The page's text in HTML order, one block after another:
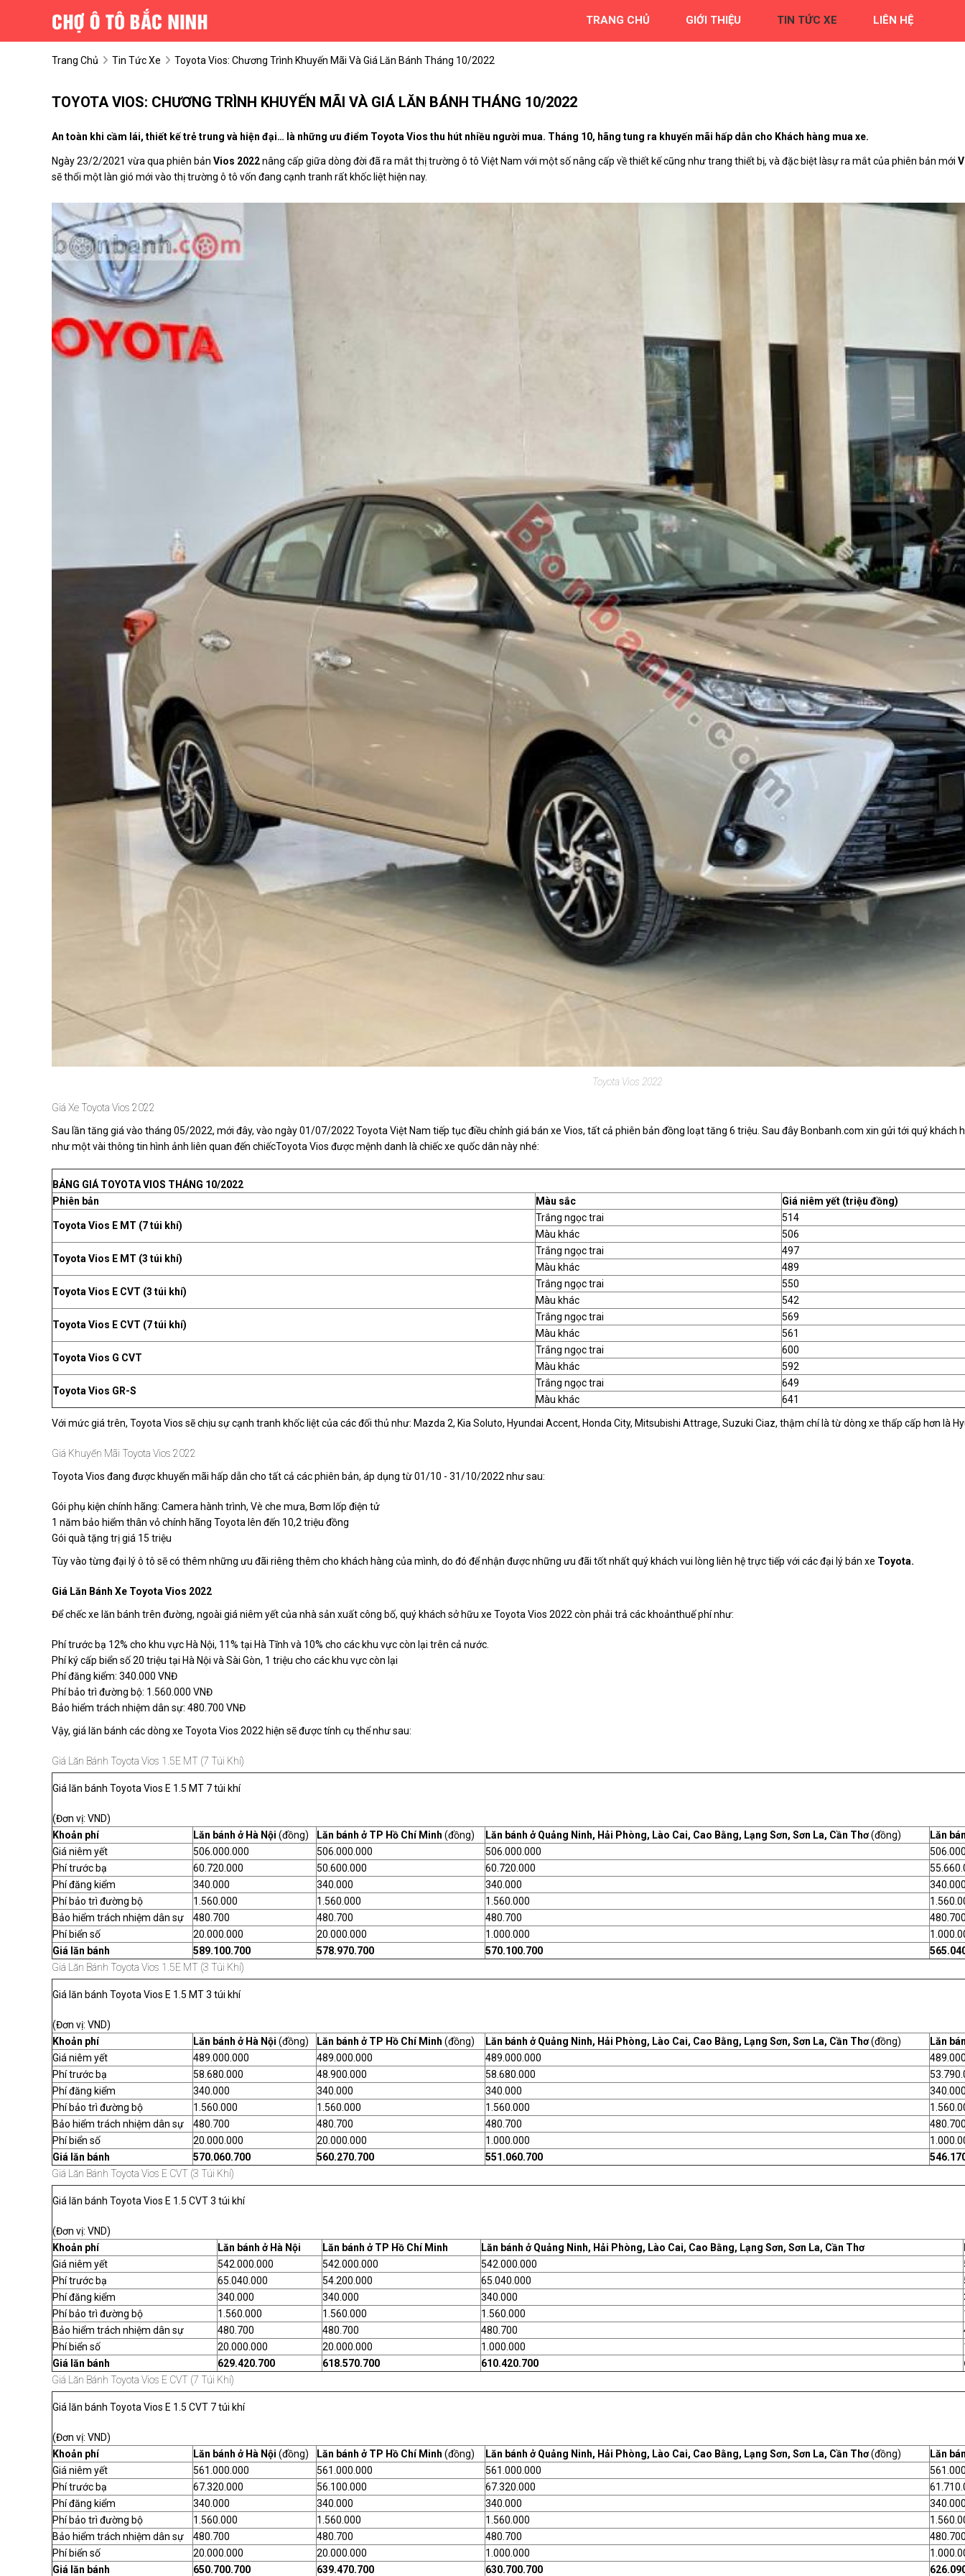
TRANG CHỦ GIỚI THIỆU TIN TỨC XE LIÊN HỆ
Trang Chủ Tin Tức Xe Toyota Vios: Chương Trình Khuyến Mãi Và Giá Lăn Bánh Tháng 10/2022
TOYOTA VIOS: CHƯƠNG TRÌNH KHUYẾN MÃI VÀ GIÁ LĂN BÁNH THÁNG 10/2022
An toàn khi cầm lái, thiết kế trẻ trung và hiện đại… là những ưu điểm Toyota Vios thu hút nhiều người mua. Tháng 10, hãng tung ra khuyến mãi hấp dẫn cho Khách hàng mua xe.
Ngày 23/2/2021 vừa qua phiên bản Vios 2022nâng cấp giữa dòng đời đã ra mắt thị trường ô tô Việt Nam với một số nâng cấp về thiết kế cũng như trang thiết bị, và đặc biệt làsự ra mắt của phiên bản mới
sẽ thổi một làn gió mới vào thị trường ô tô vốn đang cạnh tranh rất khốc liệt hiện nay.
Toyota Vios 2022
Giá Xe Toyota Vios 2022
Sau lần tăng giá vào tháng 05/2022, mới đây, vào ngày 01/07/2022 Toyota Việt Nam tiếp tục điều chỉnh giá bán xe Vios, tất cả phiên bản đồng loạt tăng 6 triệu. Sau đây Bonbanh.com xin gửi tới quý khách
như một vài thông tin hình ảnh liên quan đến chiếcToyota Vios được mệnh danh là chiếc xe quốc dân này nhé:
BẢNG GIÁ TOYOTA VIOS THÁNG 10/2022
Phiên bản
Màu sắc Giá niêm yết (triệu đồng)
Toyota Vios E MT (7 túi khí)
Trắng ngọc trai
514
Màu khác
506
Toyota Vios E MT (3 túi khí)
Trắng ngọc trai
497
Màu khác
489
Toyota Vios E CVT (3 túi khí)
Trắng ngọc trai
550
Màu khác
542
Toyota Vios E CVT (7 túi khí)
Trắng ngọc trai
569
Màu khác
561
Toyota Vios G CVT
Trắng ngọc trai
600
Màu khác
592
Toyota Vios GR-S
Trắng ngọc trai
649
Màu khác
641
Với mức giá trên, Toyota Vios sẽ chịu sự cạnh tranh khốc liệt của các đối thủ như: Mazda 2, Kia Soluto, Hyundai Accent, Honda City, Mitsubishi Attrage, Suzuki Ciaz, thậm chí là từ dòng xe thấp cấp hơn là
Giá Khuyến Mãi Toyota Vios 2022
Toyota Vios đang được khuyến mãi hấp dẫn cho tất cả các phiên bản, áp dụng từ 01/10 - 31/10/2022 như sau:
Gói phụ kiện chính hãng: Camera hành trình, Vè che mưa, Bơm lốp điện tử
1 năm bảo hiểm thân vỏ chính hãng Toyota lên đến 10,2 triệu đồng
Gói quà tặng trị giá 15 triệu
Tùy vào từng đại lý ô tô sẽ có thêm những ưu đãi riêng thêm cho khách hàng của mình, do đó để nhận được những ưu đãi tốt nhất quý khách vui lòng liên hệ trực tiếp với các đại lý bán xe Toyota.
Giá Lăn Bánh Xe Toyota Vios 2022
Để chếc xe lăn bánh trên đường, ngoài giá niêm yết của nhà sản xuất công bố, quý khách sở hữu xe Toyota Vios 2022 còn phải trả các khoảnthuế phí như:
Phí trước bạ 12% cho khu vực Hà Nội, 11% tại Hà Tĩnh và 10% cho các khu vực còn lại trên cả nước.
Phí ký cấp biển số 20 triệu tại Hà Nội và Sài Gòn, 1 triệu cho các khu vực còn lại
Phí đăng kiểm: 340.000 VNĐ
Phí bảo trì đường bộ: 1.560.000 VNĐ
Bảo hiểm trách nhiệm dân sự: 480.700 VNĐ
Vậy, giá lăn bánh các dòng xe Toyota Vios 2022 hiện sẽ được tính cụ thể như sau:
Giá Lăn Bánh Toyota Vios 1.5E MT (7 Túi Khí)
Giá lăn bánh Toyota Vios E 1.5 MT 7 túi khí
(Đơn vị: VND)
Khoản phí
Lăn bánh ở Hà Nội (đồng) Lăn bánh ở TP Hồ Chí Minh (đồng) Lăn bánh ở Quảng Ninh, Hải Phòng, Lào Cai, Cao Bằng, Lạng Sơn, Sơn La, Cần Thơ(đồng)
Lăn
Giá niêm yết
506.000.000 506.000.000 506.000.000
Phí trước bạ
60.720.000 50.600.000 60.720.000
Phí đăng kiểm
340.000 340.000 340.000
Phí bảo trì đường bộ
1.560.000 1.560.000 1.560.000
Bảo hiểm trách nhiệm dân sự
480.700 480.700 480.700
Phí biển số
20.000.000 20.000.000 1.000.000
Giá lăn bánh
589.100.700 578.970.700 570.100.700
Giá Lăn Bánh Toyota Vios 1.5E MT (3 Túi Khí)
Giá lăn bánh Toyota Vios E 1.5 MT 3 túi khí
(Đơn vị: VND)
Khoản phí
Lăn bánh ở Hà Nội (đồng) Lăn bánh ở TP Hồ Chí Minh (đồng) Lăn bánh ở Quảng Ninh, Hải Phòng, Lào Cai, Cao Bằng, Lạng Sơn, Sơn La, Cần Thơ(đồng)
Lăn
Giá niêm yết
489.000.000 489.000.000 489.000.000
Phí trước bạ
58.680.000 48.900.000 58.680.000
Phí đăng kiểm
340.000 340.000 340.000
Phí bảo trì đường bộ
1.560.000 1.560.000 1.560.000
Bảo hiểm trách nhiệm dân sự
480.700 480.700 480.700
Phí biển số
20.000.000 20.000.000 1.000.000
Giá lăn bánh
570.060.700 560.270.700 551.060.700
Giá Lăn Bánh Toyota Vios E CVT (3 Túi Khí)
Giá lăn bánh Toyota Vios E 1.5 CVT 3 túi khí
(Đơn vị: VND)
Khoản phí
Lăn bánh ở Hà Nội Lăn bánh ở TP Hồ Chí Minh Lăn bánh ở Quảng Ninh, Hải Phòng, Lào Cai, Cao Bằng, Lạng Sơn, Sơn La, Cần Thơ
Giá niêm yết
542.000.000 542.000.000 542.000.000
Phí trước bạ
65.040.000 54.200.000 65.040.000
Phí đăng kiểm
340.000 340.000 340.000
Phí bảo trì đường bộ
1.560.000 1.560.000 1.560.000
Bảo hiểm trách nhiệm dân sự
480.700 480.700 480.700
Phí biển số
20.000.000 20.000.000 1.000.000
Giá lăn bánh
629.420.700 618.570.700 610.420.700
Giá Lăn Bánh Toyota Vios E CVT (7 Túi Khí)
Giá lăn bánh Toyota Vios E 1.5 CVT 7 túi khí
(Đơn vị: VND)
Khoản phí
Lăn bánh ở Hà Nội (đồng) Lăn bánh ở TP Hồ Chí Minh (đồng) Lăn bánh ở Quảng Ninh, Hải Phòng, Lào Cai, Cao Bằng, Lạng Sơn, Sơn La, Cần Thơ(đồng)
Lăn
Giá niêm yết
561.000.000 561.000.000 561.000.000
Phí trước bạ
67.320.000 56.100.000 67.320.000
Phí đăng kiểm
340.000 340.000 340.000
Phí bảo trì đường bộ
1.560.000 1.560.000 1.560.000
Bảo hiểm trách nhiệm dân sự
480.700 480.700 480.700
Phí biển số
20.000.000 20.000.000 1.000.000
Giá lăn bánh
650.700.700 639.470.700 630.700.700